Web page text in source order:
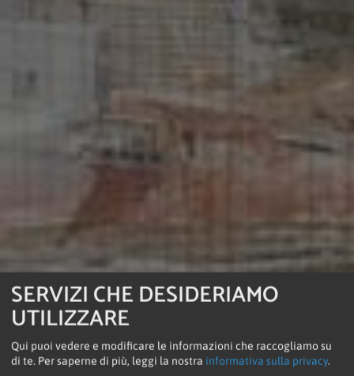
SERVIZI CHE DESIDERIAMO
UTILIZZARE
Qui puoi vedere e modificare le informazioni che raccogliamo su
di te. Per saperne di più, leggi la nostra informativa sulla privacy.